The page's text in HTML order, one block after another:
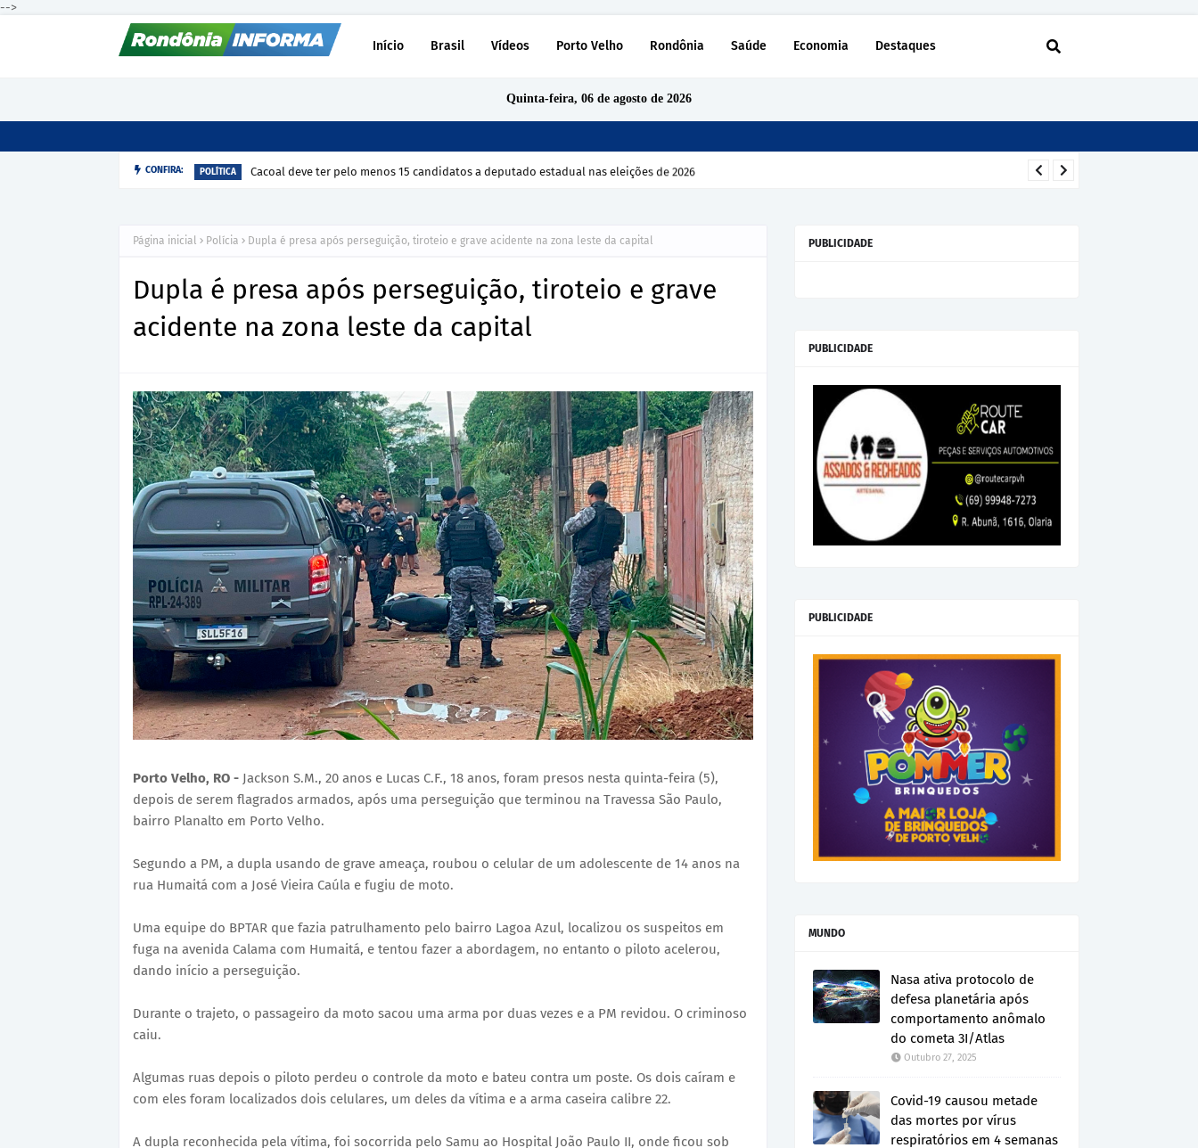
-->
Início Brasil Vídeos Porto Velho Rondônia Saúde Economia Destaques
Quinta-feira, 06 de agosto de 2026
CONFIRA: POLÍTICA Cacoal deve ter pelo menos 15 candidatos a deputado estadual nas eleições de 2026
Página inicial Polícia Dupla é presa após perseguição, tiroteio e grave acidente na zona leste da capital
Dupla é presa após perseguição, tiroteio e grave
acidente na zona leste da capital
Porto Velho, RO - Jackson S.M., 20 anos e Lucas C.F., 18 anos, foram presos nesta quinta-feira (5),
depois de serem flagrados armados, após uma perseguição que terminou na Travessa São Paulo,
bairro Planalto em Porto Velho.
Segundo a PM, a dupla usando de grave ameaça, roubou o celular de um adolescente de 14 anos na
rua Humaitá com a José Vieira Caúla e fugiu de moto.
Uma equipe do BPTAR que fazia patrulhamento pelo bairro Lagoa Azul, localizou os suspeitos em
fuga na avenida Calama com Humaitá, e tentou fazer a abordagem, no entanto o piloto acelerou,
dando início a perseguição.
Durante o trajeto, o passageiro da moto sacou uma arma por duas vezes e a PM revidou. O criminoso
caiu.
Algumas ruas depois o piloto perdeu o controle da moto e bateu contra um poste. Os dois caíram e
com eles foram localizados dois celulares, um deles da vítima e a arma caseira calibre 22.
A dupla reconhecida pela vítima, foi socorrida pelo Samu ao Hospital João Paulo II, onde ficou sob
PUBLICIDADE
PUBLICIDADE
PUBLICIDADE
MUNDO
Nasa ativa protocolo de
defesa planetária após
comportamento anômalo
do cometa 3I/Atlas
Outubro 27, 2025
Covid-19 causou metade
das mortes por vírus
respiratórios em 4 semanas